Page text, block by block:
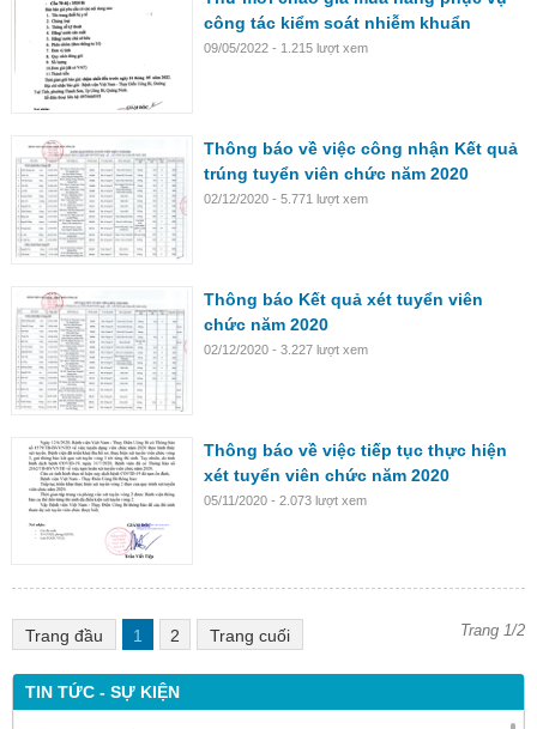
TIN TỨC - SỰ KIỆN
công tác kiểm soát nhiễm khuẩn
09/05/2022 - 1.215 lượt xem
Thông báo về việc công nhận Kết quả
trúng tuyển viên chức năm 2020
02/12/2020 - 5.771 lượt xem
Thông báo Kết quả xét tuyển viên
chức năm 2020
02/12/2020 - 3.227 lượt xem
Thông báo về việc tiếp tục thực hiện
xét tuyển viên chức năm 2020
05/11/2020 - 2.073 lượt xem
Trang đầu 1 2 Trang cuối Trang 1/2